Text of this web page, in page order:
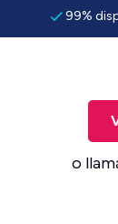
99%
o